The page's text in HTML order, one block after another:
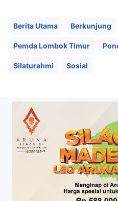
Berita Utama Berkunjung
Pemda Lombok Timur
Silaturahmi Sosial